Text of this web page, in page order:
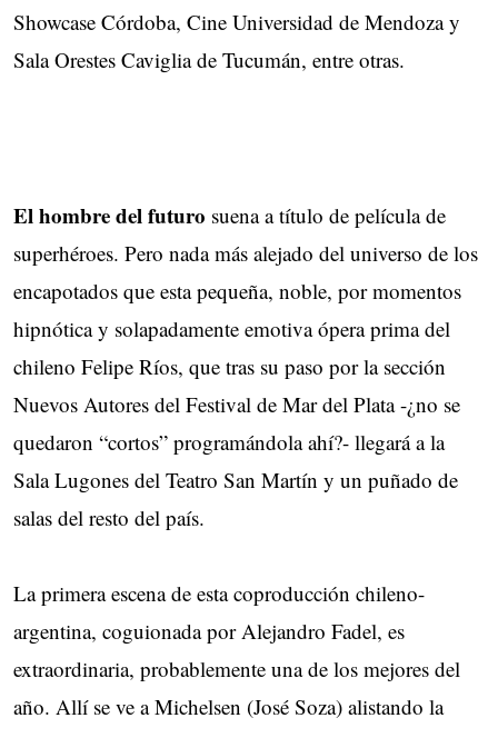
Showcase Córdoba, Cine Universidad de Mendoza y
Sala Orestes Caviglia de Tucumán, entre otras.
El hombre del futuro suena a título de película de
superhéroes. Pero nada más alejado del universo de los
encapotados que esta pequeña, noble, por momentos
hipnótica y solapadamente emotiva ópera prima del
chileno Felipe Ríos, que tras su paso por la sección
Nuevos Autores del Festival de Mar del Plata -¿no se
quedaron “cortos” programándola ahí?- llegará a la
Sala Lugones del Teatro San Martín y un puñado de
salas del resto del país.
La primera escena de esta coproducción chileno-
argentina, coguionada por Alejandro Fadel, es
extraordinaria, probablemente una de los mejores del
año. Allí se ve a Michelsen (José Soza) alistando la